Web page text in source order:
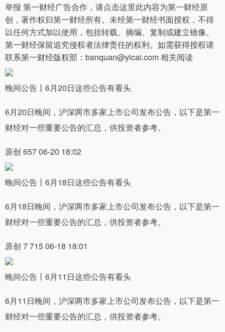
举报 第一财经广告合作，请点击这里此内容为第一财经原
创，著作权归第一财经所有。未经第一财经书面授权，不得
以任何方式加以使用，包括转载、摘编、复制或建立镜像。
第一财经保留追究侵权者法律责任的权利。如需获得授权请
联系第一财经版权部：banquan@yicai.com 相关阅读
晚间公告丨6月20日这些公告有看头
6月20日晚间，沪深两市多家上市公司发布公告，以下是第一
财经对一些重要公告的汇总，供投资者参考。
原创 657 06-20 18:02
晚间公告丨6月18日这些公告有看头
6月18日晚间，沪深两市多家上市公司发布公告，以下是第一
财经对一些重要公告的汇总，供投资者参考。
原创 7 715 06-18 18:01
晚间公告丨6月11日这些公告有看头
6月11日晚间，沪深两市多家上市公司发布公告，以下是第一
财经对一些重要公告的汇总，供投资者参考。